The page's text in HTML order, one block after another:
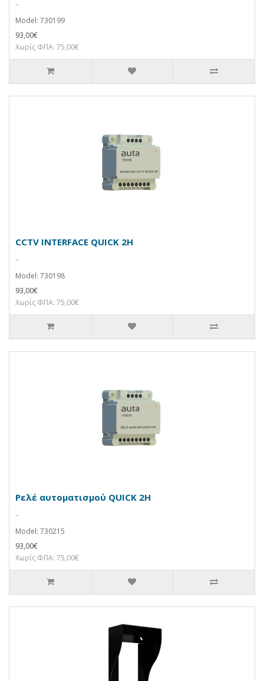
..
Model: 730199
93,00€
Χωρίς ΦΠΑ: 75,00€
CCTV INTERFACE QUICK 2H
..
Model: 730198
93,00€
Χωρίς ΦΠΑ: 75,00€
Ρελέ αυτοματισμού QUICK 2H
..
Model: 730215
93,00€
Χωρίς ΦΠΑ: 75,00€